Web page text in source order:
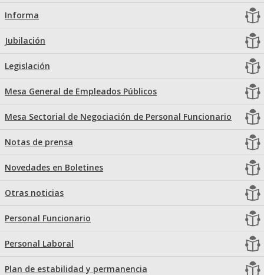
Informa
Jubilación
Legislación
Mesa General de Empleados Públicos
Mesa Sectorial de Negociación de Personal Funcionario
Notas de prensa
Novedades en Boletines
Otras noticias
Personal Funcionario
Personal Laboral
Plan de estabilidad y permanencia